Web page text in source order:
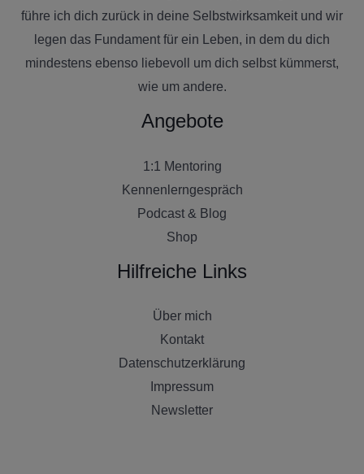
führe ich dich zurück in deine Selbstwirksamkeit und wir
legen das Fundament für ein Leben, in dem du dich
mindestens ebenso liebevoll um dich selbst kümmerst,
wie um andere.
Angebote
1:1 Mentoring
Kennenlerngespräch
Podcast & Blog
Shop
Hilfreiche Links
Über mich
Kontakt
Datenschutzerklärung
Impressum
Newsletter